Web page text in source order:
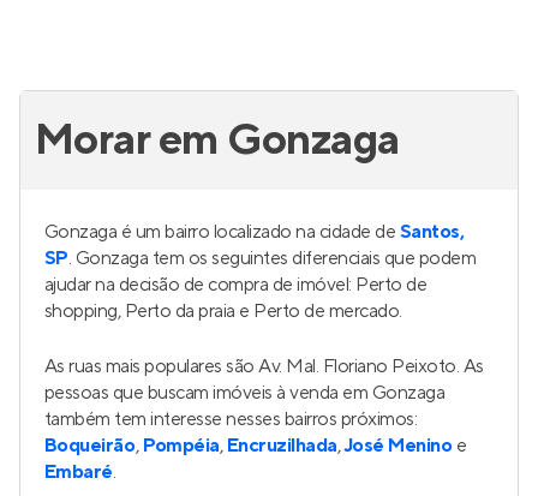
Morar em Gonzaga
Gonzaga é um bairro localizado na cidade de Santos,
SP. Gonzaga tem os seguintes diferenciais que podem
ajudar na decisão de compra de imóvel: Perto de
shopping, Perto da praia e Perto de mercado.
As ruas mais populares são Av. Mal. Floriano Peixoto. As
pessoas que buscam imóveis à venda em Gonzaga
também tem interesse nesses bairros próximos:
Boqueirão, Pompéia, Encruzilhada,José Meninoe
Embaré.